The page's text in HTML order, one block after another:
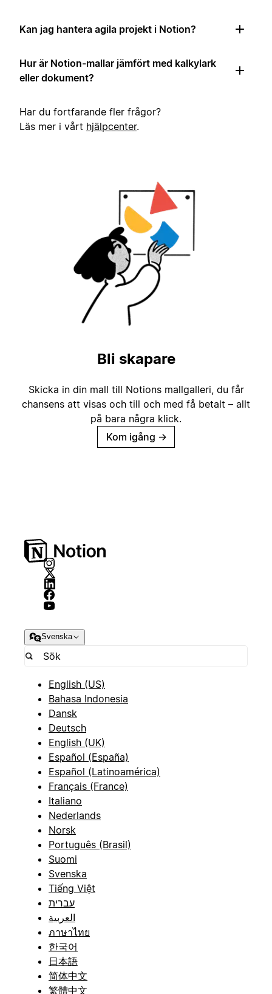
Kan jag hantera agila projekt i Notion?
Hur är Notion-mallar jämfört med kalkylark
eller dokument?
Har du fortfarande fler frågor?
Läs mer i vårt hjälpcenter.
Bli skapare
Skicka in din mall till Notions mallgalleri, du får
chansens att visas och till och med få betalt – allt
på bara några klick.
Kom igång →
Svenska
English (US)
Bahasa Indonesia
Dansk
Deutsch
English (UK)
Español (España)
Español (Latinoamérica)
Français (France)
Italiano
Nederlands
Norsk
Português (Brasil)
Suomi
Svenska
Tiếng Việt
עברית
العربية
ภาษาไทย
한국어
日本語
简体中文
繁體中文